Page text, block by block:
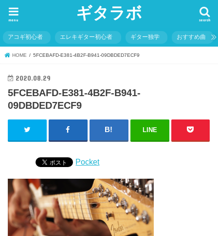
ギタラボ search
menu
アコギ初心者 エレキギター初心者 ギター独学 おすすめ曲
HOME 5FCEBAFD-E381-4B2F-B941-09DBDED7ECF9
2020.08.29
5FCEBAFD-E381-4B2F-B941-
09DBDED7ECF9
LINE
Pocket